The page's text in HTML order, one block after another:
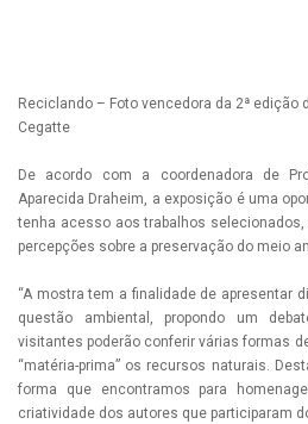
Reciclando – Foto vencedora da 2ª
Cegatte
De acordo com a coordenadora de
Aparecida Draheim, a exposição é uma
tenha acesso aos trabalhos
percepções sobre a preservação do meio
“A mostra tem a finalidade de apresentar
questão ambiental, propondo um
visitantes poderão conferir várias formas
“matéria-prima” os recursos naturais.
forma que encontramos para
criatividade dos autores que participaram